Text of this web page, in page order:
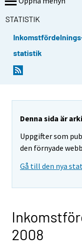
STATISTIK
statistik
Denna sida är
Uppgifter som
den förnyade
Gå till den nya
2008